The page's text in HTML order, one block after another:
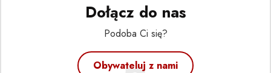
Dołącz do nas
Podoba Ci się?
Obywateluj z nami